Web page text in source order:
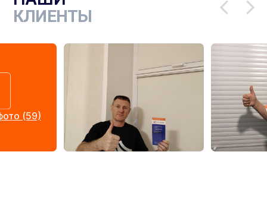
КЛИЕНТЫ
(59)